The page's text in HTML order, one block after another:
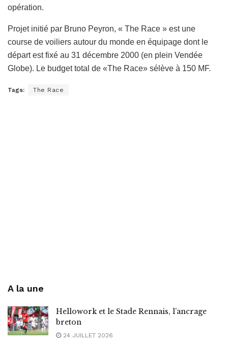
opération.
Projet initié par Bruno Peyron, « The Race » est une
course de voiliers autour du monde en équipage dont le
départ est fixé au 31 décembre 2000 (en plein Vendée
Globe). Le budget total de «The Race» sélève à 150 MF.
Tags: The Race
A la une
Hellowork et le Stade Rennais, l’ancrage
breton
24 JUILLET 2026